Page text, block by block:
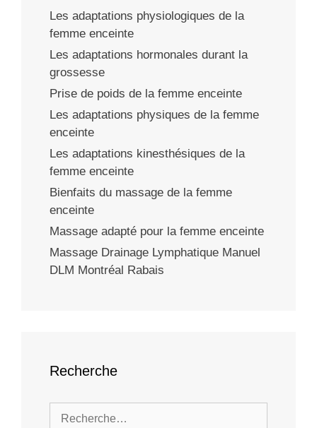
Les adaptations physiologiques de la
femme enceinte
Les adaptations hormonales durant la
grossesse
Prise de poids de la femme enceinte
Les adaptations physiques de la femme
enceinte
Les adaptations kinesthésiques de la
femme enceinte
Bienfaits du massage de la femme
enceinte
Massage adapté pour la femme enceinte
Massage Drainage Lymphatique Manuel
DLM Montréal Rabais
Recherche